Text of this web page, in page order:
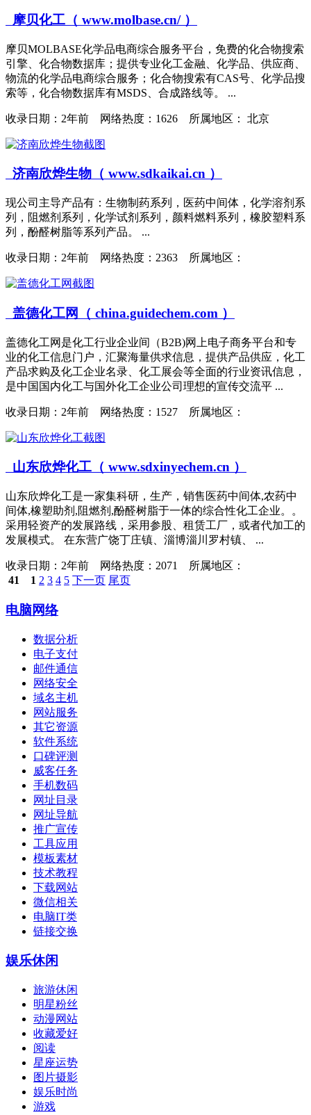
摩贝化工（ www.molbase.cn/ ）
摩贝MOLBASE化学品电商综合服务平台，免费的化合物搜索
引擎、化合物数据库；提供专业化工金融、化学品、供应商、
物流的化学品电商综合服务；化合物搜索有CAS号、化学品搜
索等，化合物数据库有MSDS、合成路线等。 ...
收录日期： 2年前 网络热度：1626 所属地区： 北京
济南欣烨生物（ www.sdkaikai.cn ）
现公司主导产品有：生物制药系列，医药中间体，化学溶剂系
列，阻燃剂系列，化学试剂系列，颜料燃料系列，橡胶塑料系
列，酚醛树脂等系列产品。 ...
收录日期： 2年前 网络热度：2363 所属地区：
盖德化工网（ china.guidechem.com ）
盖德化工网是化工行业企业间（B2B)网上电子商务平台和专
业的化工信息门户，汇聚海量供求信息，提供产品供应，化工
产品求购及化工企业名录、化工展会等全面的行业资讯信息，
是中国国内化工与国外化工企业公司理想的宣传交流平 ...
收录日期： 2年前 网络热度：1527 所属地区：
山东欣烨化工（ www.sdxinyechem.cn ）
山东欣烨化工是一家集科研，生产，销售医药中间体,农药中
间体,橡塑助剂,阻燃剂,酚醛树脂于一体的综合性化工企业。。
采用轻资产的发展路线，采用参股、租赁工厂，或者代加工的
发展模式。 在东营广饶丁庄镇、淄博淄川罗村镇、 ...
收录日期： 2年前 网络热度：2071 所属地区：
41
1 2 3 4 5 下一页 尾页
电脑网络
数据分析
电子支付
邮件通信
网络安全
域名主机
网站服务
其它资源
软件系统
口碑评测
威客任务
手机数码
网址目录
网址导航
推广宣传
工具应用
模板素材
技术教程
下载网站
微信相关
电脑IT类
链接交换
娱乐休闲
旅游休闲
明星粉丝
动漫网站
收藏爱好
阅读
星座运势
图片摄影
娱乐时尚
游戏